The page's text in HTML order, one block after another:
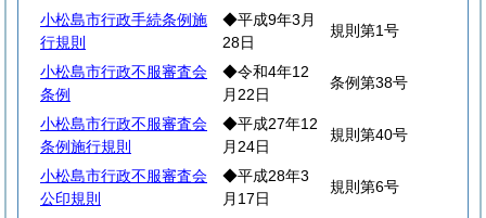
小松島市行政手続条例施
行規則
◆平成9年3月
28日
規則第1号
小松島市行政不服審査会
条例
◆令和4年12
月22日
条例第38号
小松島市行政不服審査会
条例施行規則
◆平成27年12
月24日
規則第40号
小松島市行政不服審査会
公印規則
◆平成28年3
月17日
規則第6号